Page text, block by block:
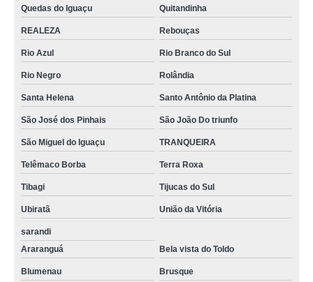
Quedas do Iguaçu Quitandinha
REALEZA Rebouças
Rio Azul Rio Branco do Sul
Rio Negro Rolândia
Santa Helena Santo Antônio da Platina
São José dos Pinhais São João Do triunfo
São Miguel do Iguaçu TRANQUEIRA
Telêmaco Borba Terra Roxa
Tibagi Tijucas do Sul
Ubiratã União da Vitória
sarandi
Araranguá
Bela vista do Toldo
Blumenau Brusque